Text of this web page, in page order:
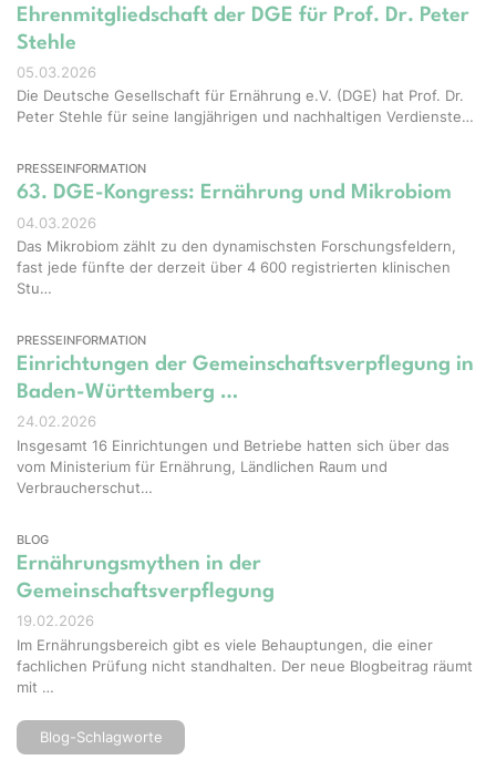
Ehrenmitgliedschaft der DGE für Prof. Dr. Peter
Stehle
05.03.2026
Die Deutsche Gesellschaft für Ernährung e.V. (DGE) hat Prof. Dr.
Peter Stehle für seine langjährigen und nachhaltigen Verdienste…
PRESSEINFORMATION
63. DGE-Kongress: Ernährung und Mikrobiom
04.03.2026
Das Mikrobiom zählt zu den dynamischsten Forschungsfeldern,
fast jede fünfte der derzeit über 4 600 registrierten klinischen
Stu…
PRESSEINFORMATION
Einrichtungen der Gemeinschaftsverpflegung in
Baden-Württemberg …
24.02.2026
Insgesamt 16 Einrichtungen und Betriebe hatten sich über das
vom Ministerium für Ernährung, Ländlichen Raum und
Verbraucherschut…
BLOG
Ernährungsmythen in der
Gemeinschaftsverpflegung
19.02.2026
Im Ernährungsbereich gibt es viele Behauptungen, die einer
fachlichen Prüfung nicht standhalten. Der neue Blogbeitrag räumt
mit …
Blog-Schlagworte